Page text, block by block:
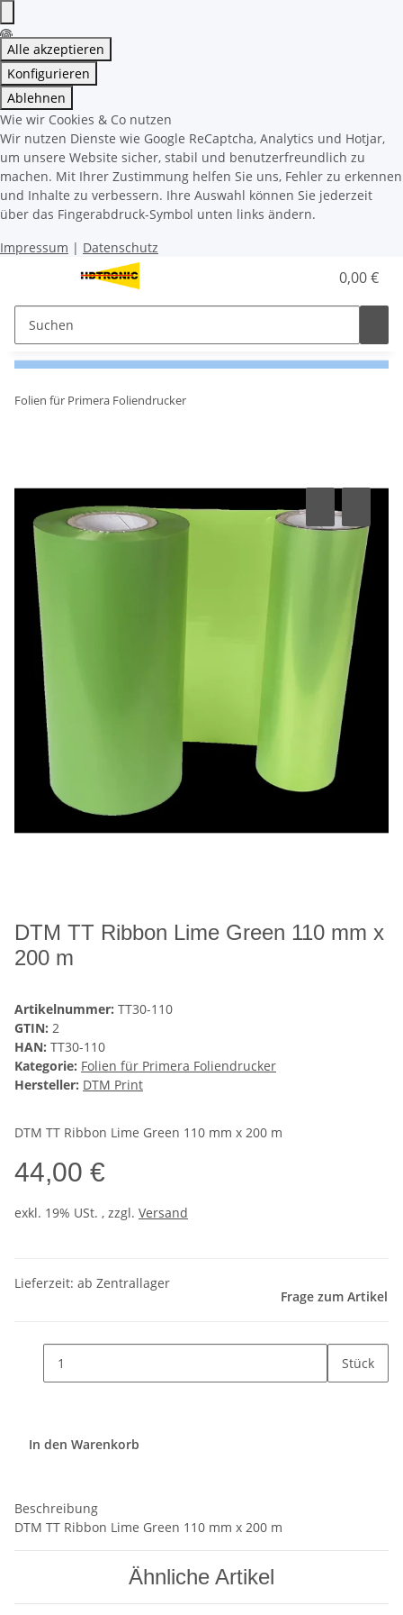
Alle akzeptieren
Konfigurieren
Ablehnen
Wie wir Cookies & Co nutzen
Wir nutzen Dienste wie Google ReCaptcha, Analytics und Hotjar,
um unsere Website sicher, stabil und benutzerfreundlich zu
machen. Mit Ihrer Zustimmung helfen Sie uns, Fehler zu erkennen
und Inhalte zu verbessern. Ihre Auswahl können Sie jederzeit
über das Fingerabdruck-Symbol unten links ändern.
Impressum | Datenschutz
0,00 €
Folien für Primera Foliendrucker
DTM TT Ribbon Lime Green 110 mm x
200 m
Artikelnummer: TT30-110
GTIN: 2
HAN: TT30-110
Kategorie: Folien für Primera Foliendrucker
Hersteller: DTM Print
DTM TT Ribbon Lime Green 110 mm x 200 m
44,00 €
exkl. 19% USt. , zzgl. Versand
Lieferzeit: ab Zentrallager
Frage zum Artikel
Stück
In den Warenkorb
Beschreibung
DTM TT Ribbon Lime Green 110 mm x 200 m
Ähnliche Artikel